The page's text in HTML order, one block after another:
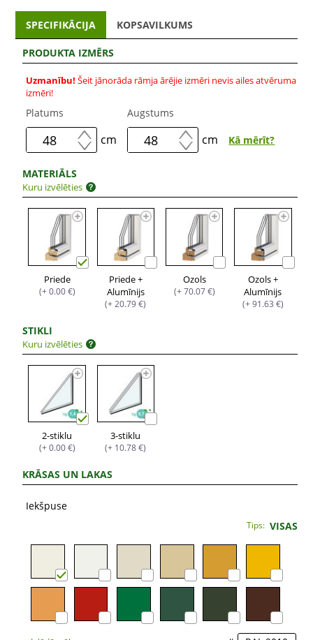
SPECIFIKĀCIJA KOPSAVILKUMS
PRODUKTA IZMĒRS
Uzmanību! Šeit jānorāda rāmja ārējie izmēri nevis ailes atvēruma
izmēri!
Platums
cm
Augstums
cm Kā mērīt?
MATERIĀLS
Kuru izvēlēties
Priede
(+ 0.00 €)
Priede +
Alumīnijs
(+ 20.79 €)
Ozols
(+ 70.07 €)
Ozols +
Alumīnijs
(+ 91.63 €)
STIKLI
Kuru izvēlēties
2-stiklu
(+ 0.00 €)
3-stiklu
(+ 10.78 €)
KRĀSAS UN LAKAS
Iekšpuse
Tips: VISAS